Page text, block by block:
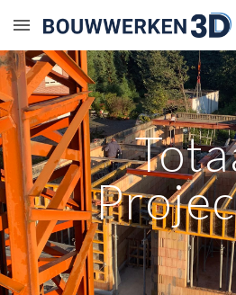
Skip to main content